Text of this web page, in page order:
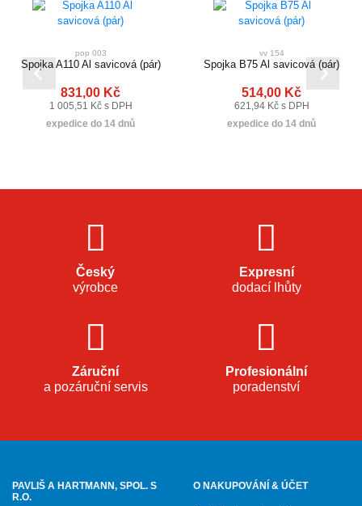
pop 003
Spojka A110 Al savicová (pár)
831,00 Kč
1 005,51 Kč s DPH
expedice do 14 dnů
vv 154
Spojka B75 Al savicová (pár)
514,00 Kč
621,94 Kč s DPH
expedice do 14 dnů
Český
výrobce
Expresní
dodací lhůty
Záruční
a pozáruční servis
Profesionální
poradenství
PAVLIŠ A HARTMANN, SPOL. S
R.O.
O NAKUPOVÁNÍ & ÚČET